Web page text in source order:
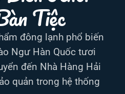
Tiệc
đông lạnh phổ biến
Ngư Hàn Quốc tươi
đến Nhà Hàng Hải
quản trong hệ thống